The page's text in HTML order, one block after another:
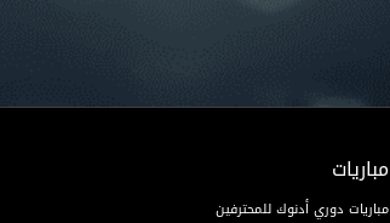
مباريات
مباريات دوري أدنوك للمحترفين